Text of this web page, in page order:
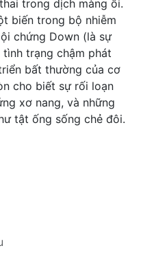
trong dịch màng ối.
biến trong bộ nhiễm
chứng Down (là sự
trạng chậm phát
bất thường của cơ
cho biết sự rối loạn
xơ nang, và những
tật ống sống chẻ đôi.